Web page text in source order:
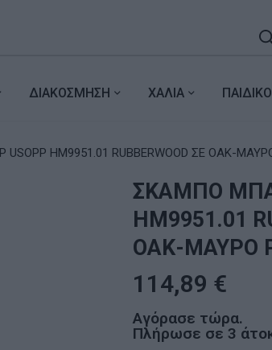
ΔΙΑΚΟΣΜΗΣΗ ΧΑΛΙΑ
HM9951.01 RUBBERWOOD ΣΕ ΟΑΚ-
ΣΚΑΜΠΟ
HM9951.01
ΟΑΚ-ΜΑΥΡΟ
114,89 €
Αγόρασε τώρα.
Πλήρωσε σε 3